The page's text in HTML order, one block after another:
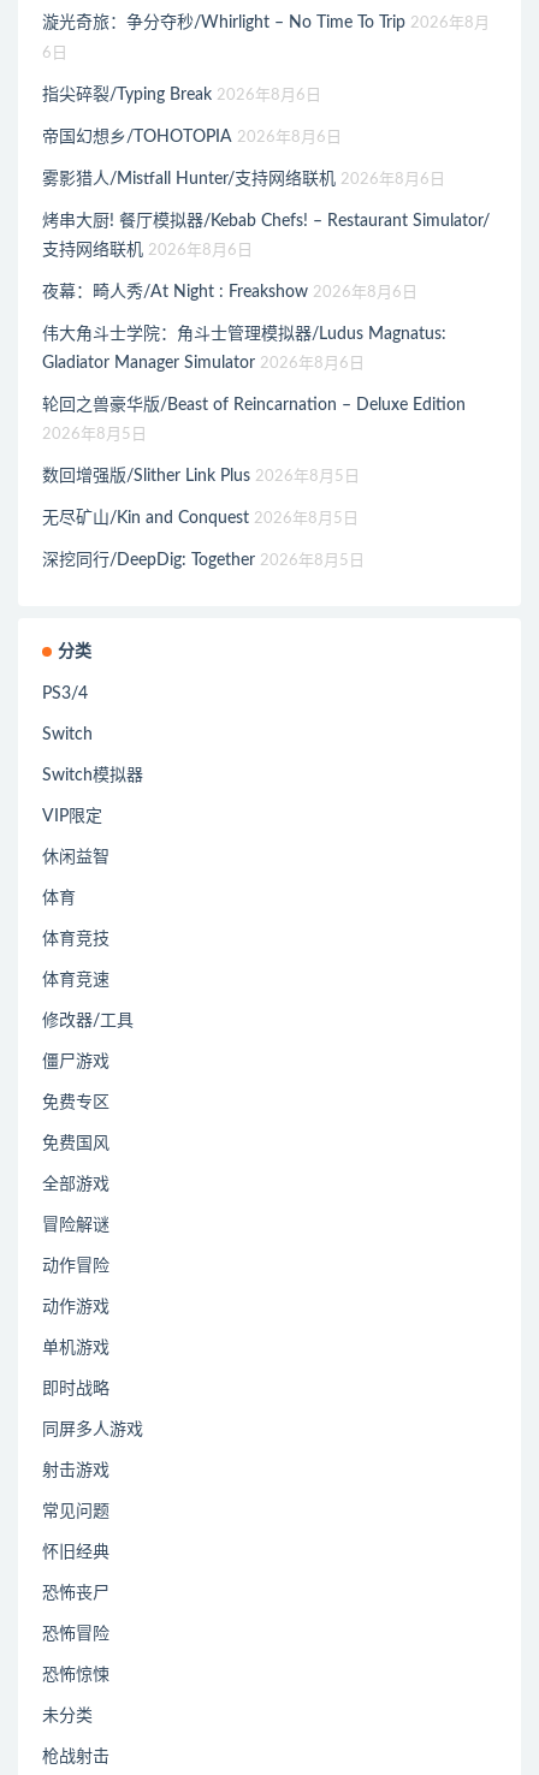
漩光奇旅：争分夺秒/Whirlight – No Time To Trip 2026年8月
6日
指尖碎裂/Typing Break 2026年8月6日
帝国幻想乡/TOHOTOPIA 2026年8月6日
雾影猎人/Mistfall Hunter/支持网络联机 2026年8月6日
烤串大厨! 餐厅模拟器/Kebab Chefs! – Restaurant Simulator/
支持网络联机 2026年8月6日
夜幕：畸人秀/At Night : Freakshow 2026年8月6日
伟大角斗士学院：角斗士管理模拟器/Ludus Magnatus:
Gladiator Manager Simulator 2026年8月6日
轮回之兽豪华版/Beast of Reincarnation – Deluxe Edition
2026年8月5日
数回增强版/Slither Link Plus 2026年8月5日
无尽矿山/Kin and Conquest 2026年8月5日
深挖同行/DeepDig: Together 2026年8月5日
分类
PS3/4
Switch
Switch模拟器
VIP限定
休闲益智
体育
体育竞技
体育竞速
修改器/工具
僵尸游戏
免费专区
免费国风
全部游戏
冒险解谜
动作冒险
动作游戏
单机游戏
即时战略
同屏多人游戏
射击游戏
常见问题
怀旧经典
恐怖丧尸
恐怖冒险
恐怖惊悚
未分类
枪战射击